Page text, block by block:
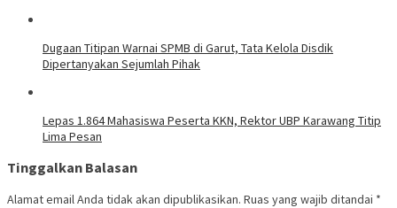
Dugaan Titipan Warnai SPMB di Garut, Tata Kelola Disdik
Dipertanyakan Sejumlah Pihak
Lepas 1.864 Mahasiswa Peserta KKN, Rektor UBP Karawang Titip
Lima Pesan
Tinggalkan Balasan
Alamat email Anda tidak akan dipublikasikan. Ruas yang wajib ditandai *